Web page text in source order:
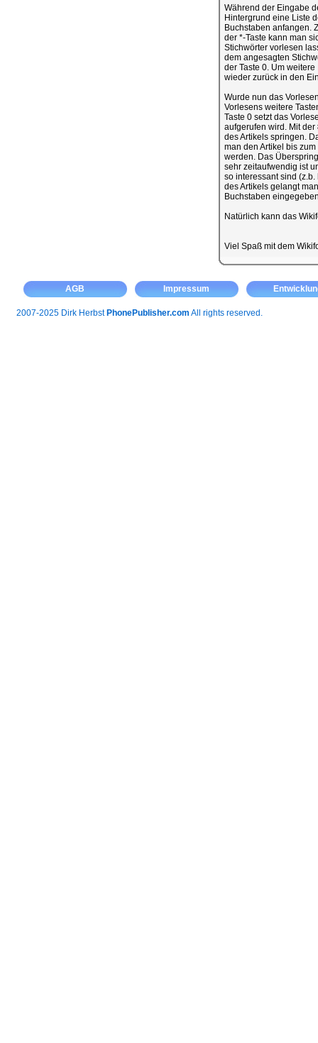
Während der Eingabe
Hintergrund eine Liste
Buchstaben anfangen.
der *-Taste kann man
Stichwörter vorlesen
dem angesagten
der Taste 0. Um
wieder zurück in den
Wurde nun das
Vorlesens weitere
Taste 0 setzt das
aufgerufen wird. Mit
des Artikels springen.
man den Artikel bis
werden. Das
sehr zeitaufwendig ist
so interessant sind
des Artikels gelangt
Buchstaben
Natürlich kann das
Viel Spaß mit dem
AGB Impressum
2007-2025 Dirk Herbst PhonePublisher.com All rights reserved.